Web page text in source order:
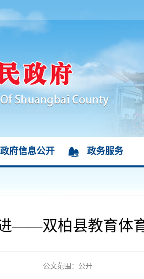
政府信息公开 政务服务
——双柏县教育体
公文范围：公开